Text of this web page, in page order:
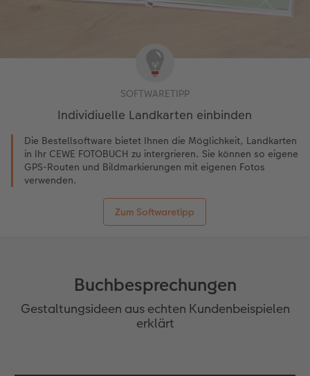
SOFTWARETIPP
Individiuelle Landkarten einbinden
Die Bestellsoftware bietet Ihnen die Möglichkeit, Landkarten
in Ihr CEWE FOTOBUCH zu intergrieren. Sie können so eigene
GPS-Routen und Bildmarkierungen mit eigenen Fotos
verwenden.
Zum Softwaretipp
Buchbesprechungen
Gestaltungsideen aus echten Kundenbeispielen
erklärt